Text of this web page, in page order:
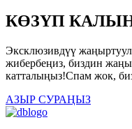
КӨЗҮП
Эксклюзивдүү
жибербеңиз, биздин
катталыңыз!Спам жок,
АЗЫР СУРАҢЫЗ